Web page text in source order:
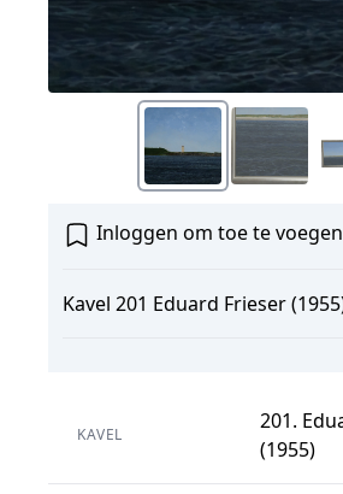
Inloggen om toe te voegen
Kavel 201 Eduard Frieser
KAVEL
201.
(1955)